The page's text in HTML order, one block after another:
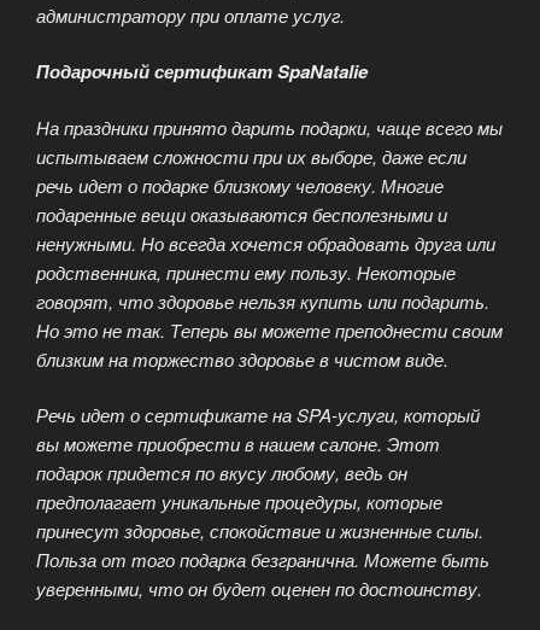
администратору при оплате услуг.
Подарочный сертификат SpaNatalie
На праздники принято дарить подарки, чаще всего мы
испытываем сложности при их выборе, даже если
речь идет о подарке близкому человеку. Многие
подаренные вещи оказываются бесполезными и
ненужными. Но всегда хочется обрадовать друга или
родственника, принести ему пользу. Некоторые
говорят, что здоровье нельзя купить или подарить.
Но это не так. Теперь вы можете преподнести своим
близким на торжество здоровье в чистом виде.
Речь идет о сертификате на SPA-услуги, который
вы можете приобрести в нашем салоне. Этот
подарок придется по вкусу любому, ведь он
предполагает уникальные процедуры, которые
принесут здоровье, спокойствие и жизненные силы.
Польза от того подарка безгранична. Можете быть
уверенными, что он будет оценен по достоинству.